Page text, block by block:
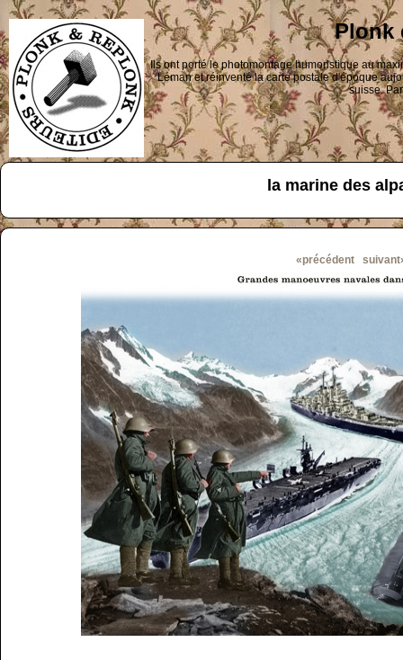
Plonk
Ils ont porté le photomontage humoristique au
Léman et réinventé la carte postale d'époque
suisse.
la marine des
«précédent